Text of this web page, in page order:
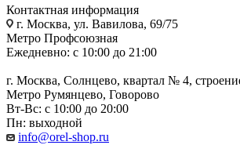
Контактная информация
г. Москва, ул. Вавилова, 69/75
Метро Профсоюзная
Ежедневно: с 10:00 до 21:00
г. Москва, Солнцево, квартал № 4,
Метро Румянцево, Говорово
Вт-Вс: с 10:00 до 20:00
Пн: выходной
info@orel-shop.ru